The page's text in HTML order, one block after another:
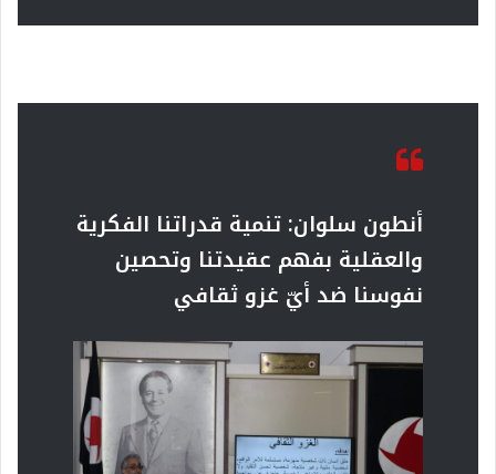
أنطون سلوان:تنمية قدراتنا الفكرية
والعقلية بفهم عقيدتنا وتحصين
نفوسنا ضد أيّ غزو ثقافي